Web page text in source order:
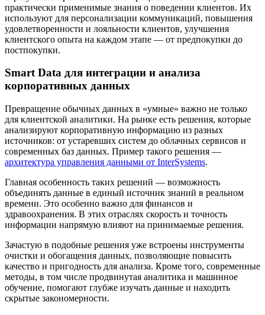
практически применимые знания о поведении клиентов. Их
используют для персонализации коммуникаций, повышения
удовлетворенности и лояльности клиентов, улучшения
клиентского опыта на каждом этапе — от предпокупки до
постпокупки.
Smart Data для интеграции и анализа
корпоративных данных
Превращение обычных данных в «умные» важно не только
для клиентской аналитики. На рынке есть решения, которые
анализируют корпоративную информацию из разных
источников: от устаревших систем до облачных сервисов и
современных баз данных. Пример такого решения —
архитектура управления данными от InterSystems.
Главная особенность таких решений — возможность
объединять данные в единый источник знаний в реальном
времени. Это особенно важно для финансов и
здравоохранения. В этих отраслях скорость и точность
информации напрямую влияют на принимаемые решения.
Зачастую в подобные решения уже встроены инструменты
очистки и обогащения данных, позволяющие повысить
качество и пригодность для анализа. Кроме того, современные
методы, в том числе продвинутая аналитика и машинное
обучение, помогают глубже изучать данные и находить
скрытые закономерности.